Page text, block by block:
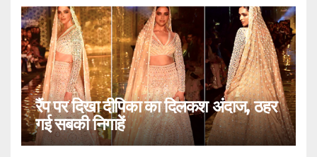
रैंप पर दिखा दीपिका का दिलकश अंदाज, ठहर
गई सबकी निगाहें